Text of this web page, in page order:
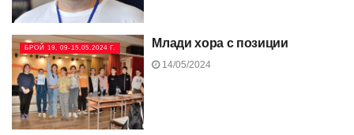
БРОЙ 19, 09-15.05.2024 Г. Млади хора с позиции
14/05/2024